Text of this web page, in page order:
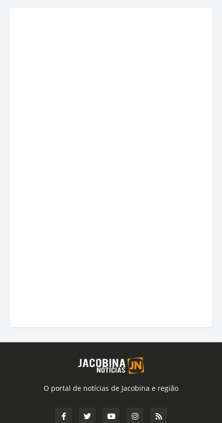
O portal de notícias de Jacobina e região